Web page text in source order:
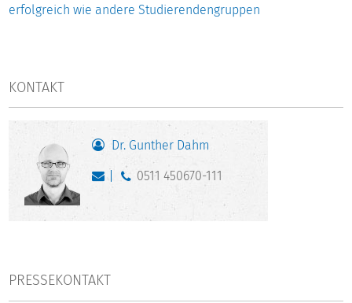
erfolgreich wie andere Studierendengruppen
KONTAKT
Dr. Gunther Dahm
0511 450670-111
PRESSEKONTAKT